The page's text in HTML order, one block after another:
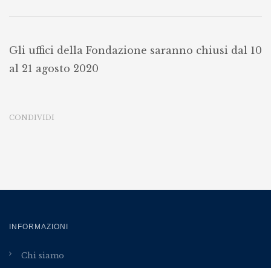
mese
agosto
Gli uffici della Fondazione saranno chiusi dal 10
al 21 agosto 2020
CONDIVIDI
INFORMAZIONI
Chi siamo